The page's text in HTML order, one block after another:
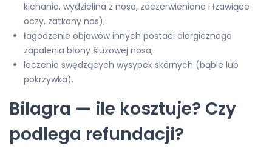
kichanie, wydzielina z nosa, zaczerwienione i łzawiące
oczy, zatkany nos);
łagodzenie objawów innych postaci alergicznego
zapalenia błony śluzowej nosa;
leczenie swędzących wysypek skórnych (bąble lub
pokrzywka).
Bilagra — ile kosztuje? Czy
podlega refundacji?